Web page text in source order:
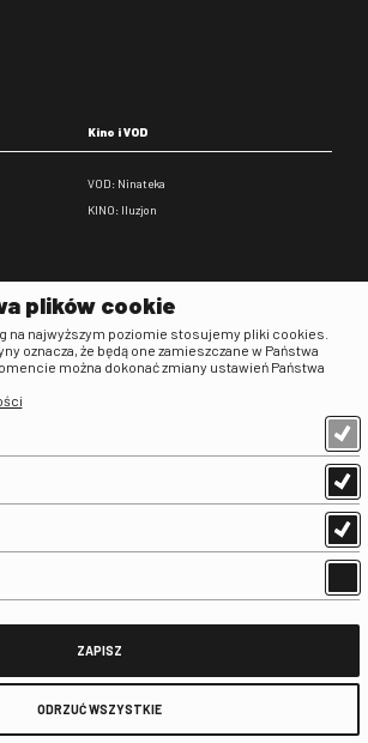
Kino i VOD
VOD: Ninateka
KINO: Iluzjon
plików cookie
na najwyższym poziomie stosujemy pliki cookies.
oznacza, że będą one zamieszczane w Państwa
można dokonać zmiany ustawień Państwa
ZAPISZ
ODRZUĆ WSZYSTKIE